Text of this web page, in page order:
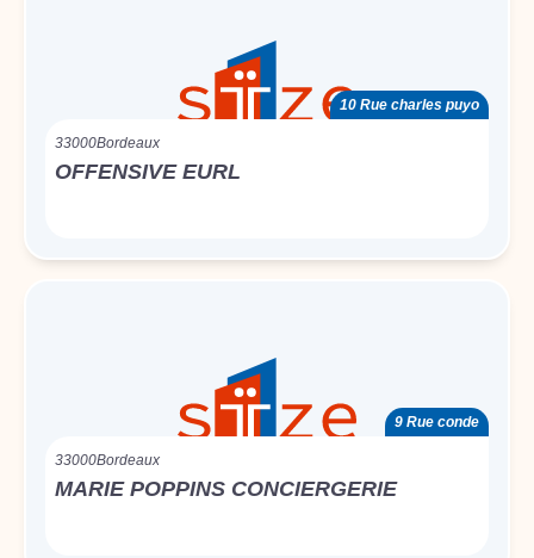
10 Rue charles puyo
33000Bordeaux
OFFENSIVE EURL
9 Rue conde
33000Bordeaux
MARIE POPPINS CONCIERGERIE